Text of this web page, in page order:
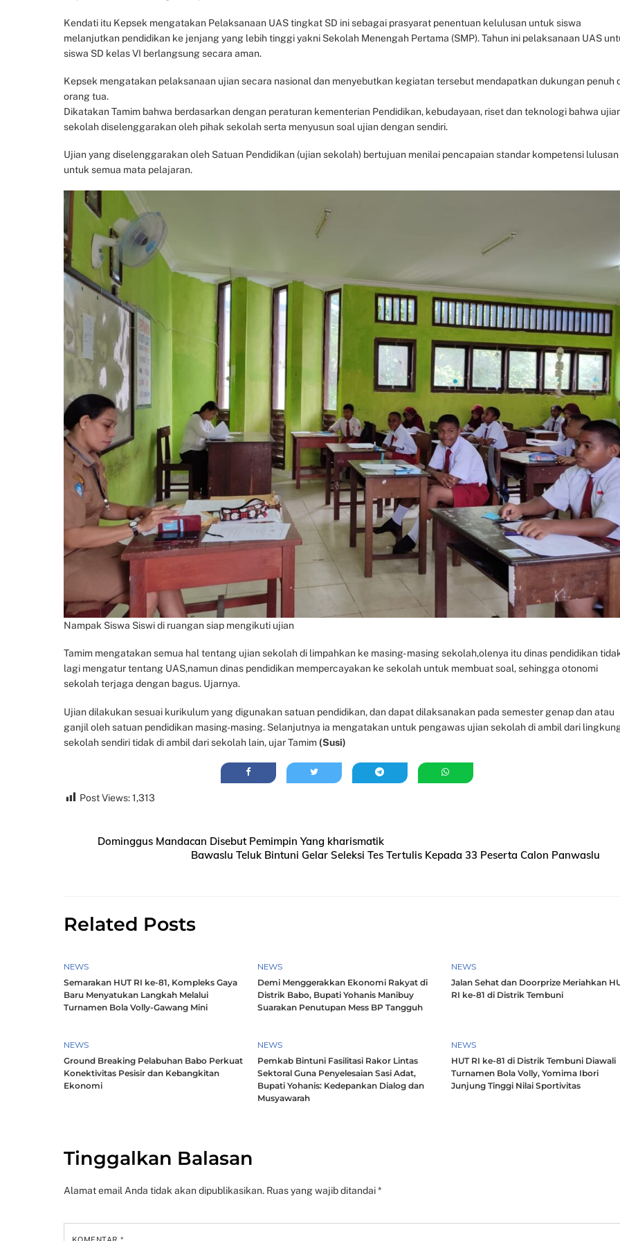
Kendati itu Kepsek mengatakan Pelaksanaan UAS tingkat SD ini sebagai prasyarat penentuan kelulusan untuk siswa
melanjutkan pendidikan ke jenjang yang lebih tinggi yakni Sekolah Menengah Pertama (SMP). Tahun ini pelaksanaan UAS
siswa SD kelas VI berlangsung secara aman.
Kepsek mengatakan pelaksanaan ujian secara nasional dan menyebutkan kegiatan tersebut mendapatkan dukungan penuh
orang tua.
Dikatakan Tamim bahwa berdasarkan dengan peraturan kementerian Pendidikan, kebudayaan, riset dan teknologi bahwa
sekolah diselenggarakan oleh pihak sekolah serta menyusun soal ujian dengan sendiri.
Ujian yang diselenggarakan oleh Satuan Pendidikan (ujian sekolah) bertujuan menilai pencapaian standar kompetensi lulusan
untuk semua mata pelajaran.
Nampak Siswa Siswi di ruangan siap mengikuti ujian
Tamim mengatakan semua hal tentang ujian sekolah di limpahkan ke masing- masing sekolah,olenya itu dinas pendidikan
lagi mengatur tentang UAS,namun dinas pendidikan mempercayakan ke sekolah untuk membuat soal, sehingga otonomi
sekolah terjaga dengan bagus. Ujarnya.
Ujian dilakukan sesuai kurikulum yang digunakan satuan pendidikan, dan dapat dilaksanakan pada semester genap dan atau
ganjil oleh satuan pendidikan masing-masing. Selanjutnya ia mengatakan untuk pengawas ujian sekolah di ambil dari
sekolah sendiri tidak di ambil dari sekolah lain, ujar Tamim(Susi)
Post Views:1,313
Dominggus Mandacan Disebut Pemimpin Yang kharismatik
Bawaslu Teluk Bintuni Gelar Seleksi Tes Tertulis Kepada 33 Peserta Calon Panwaslu
Related Posts
NEWS
Semarakan HUT RI ke-81, Kompleks Gaya
Baru Menyatukan Langkah Melalui
Turnamen Bola Volly-Gawang Mini
NEWS
Demi Menggerakkan Ekonomi Rakyat di
Distrik Babo, Bupati Yohanis Manibuy
Suarakan Penutupan Mess BP Tangguh
NEWS
Jalan Sehat dan Doorprize Meriahkan
RI ke-81 di Distrik Tembuni
NEWS
Ground Breaking Pelabuhan Babo Perkuat
Konektivitas Pesisir dan Kebangkitan
Ekonomi
NEWS
Pemkab Bintuni Fasilitasi Rakor Lintas
Sektoral Guna Penyelesaian Sasi Adat,
Bupati Yohanis: Kedepankan Dialog dan
Musyawarah
NEWS
HUT RI ke-81 di Distrik Tembuni Diawali
Turnamen Bola Volly, Yomima Ibori
Junjung Tinggi Nilai Sportivitas
Tinggalkan Balasan
Alamat email Anda tidak akan dipublikasikan. Ruas yang wajib ditandai*